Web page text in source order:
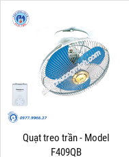
Quạt treo trần - Model
F409QB